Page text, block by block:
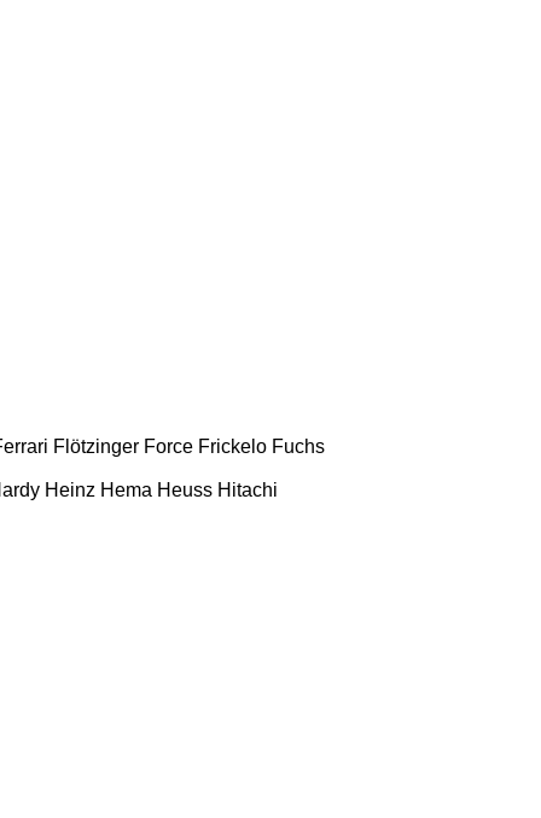
Flötzinger Force Frickelo Fuchs
Heinz Hema Heuss Hitachi